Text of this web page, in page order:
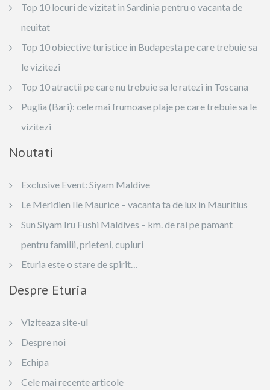
Top 10 locuri de vizitat in Sardinia pentru o vacanta de
neuitat
Top 10 obiective turistice in Budapesta pe care trebuie sa
le vizitezi
Top 10 atractii pe care nu trebuie sa le ratezi in Toscana
Puglia (Bari): cele mai frumoase plaje pe care trebuie sa le
vizitezi
Noutati
Exclusive Event: Siyam Maldive
Le Meridien Ile Maurice – vacanta ta de lux in Mauritius
Sun Siyam Iru Fushi Maldives – km. de rai pe pamant
pentru familii, prieteni, cupluri
Eturia este o stare de spirit…
Despre Eturia
Viziteaza site-ul
Despre noi
Echipa
Cele mai recente articole